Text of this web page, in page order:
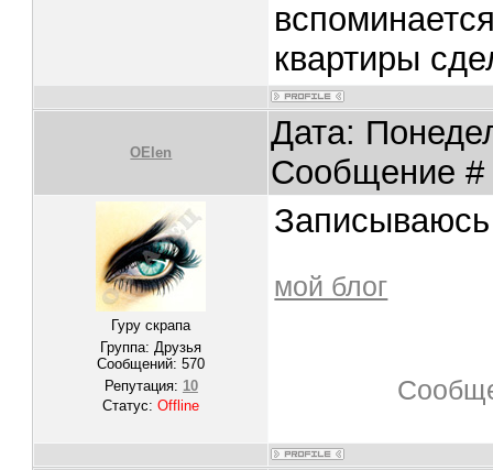
квартиры
OElen
Дата:
Сообщение
Гуру скрапа
Группа: Друзья
Сообщений:570
Репутация: 10
Статус:Offline
мой блог